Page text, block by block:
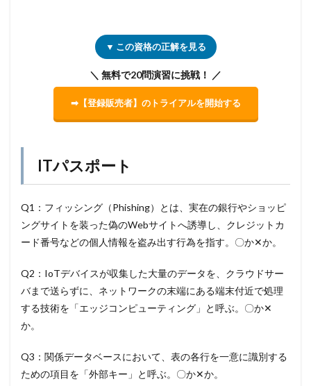
▼ この資格の正解を見る
＼ 無料で20問演習に挑戦！ ／
➡【登録販売者】のトライアルを開始する
ITパスポート
Q1：フィッシング（Phishing）とは、実在の銀行やショッピ
ングサイトを装った偽のWebサイトへ誘導し、クレジットカ
ード番号などの個人情報を盗み出す行為を指す。〇か✕か。
Q2：IoTデバイスが収集した大量のデータを、クラウドサー
バまで送らずに、ネットワークの末端にある端末付近で処理
する技術を「エッジコンピューティング」と呼ぶ。〇か✕
か。
Q3：関係データベースにおいて、表の各行を一意に識別する
ための項目を「外部キー」と呼ぶ。〇か✕か。